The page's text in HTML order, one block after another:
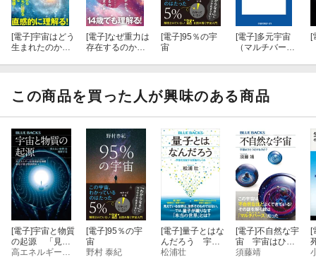
類、性質およびそれを支配する法則、さらには空間の次元に至る
まで、多くのことが私たちの宇宙とは異なっているとされるので
す。
宙論です。
[電子]宇宙はどう
生まれたのか
（マガジンハウ
ス新書）
[電子]なぜ重力は
存在するのか
ガジンハウス新
書）
[電子]95％の宇
宙
[電子]多元宇宙
（マルチバー
[
この商品を買った人が興味のある商品
[電子]宇宙と物質
の起源 「見え
ない世界」を理
[電子]95％の宇
宙
野村 泰紀
[電子]量子とはな
んだろう 宇宙
を支配する究極
松浦壮
[電子]不自然な宇
宙 宇宙はひと
つだけなのか？
須藤靖
[